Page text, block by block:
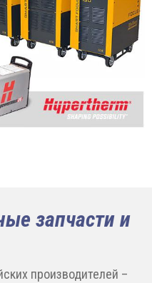
запчасти и
производителей –